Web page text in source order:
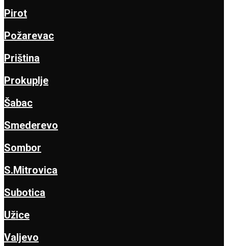
Pirot
Požarevac
Priština
Prokuplje
Šabac
Smederevo
Sombor
S.Mitrovica
Subotica
Užice
Valjevo